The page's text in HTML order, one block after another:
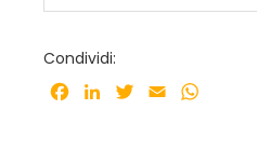
Condividi:
Facebook
LinkedInTwitter
Email